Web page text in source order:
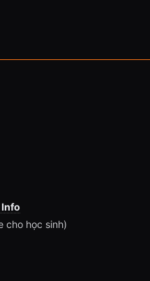
cho học sinh)